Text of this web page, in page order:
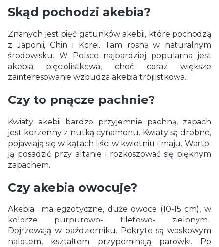
Skąd pochodzi akebia?
Znanych jest pięć gatunków akebii, które pochodzą
z Japonii, Chin i Korei. Tam rosną w naturalnym
środowisku. W Polsce najbardziej popularna jest
akebia pięciolistkowa, choć coraz większe
zainteresowanie wzbudza akebia trójlistkowa.
Czy to pnącze pachnie?
Kwiaty akebii bardzo przyjemnie pachną, zapach
jest korzenny z nutką cynamonu. Kwiaty są drobne,
pojawiają się w kątach liści w kwietniu i maju. Warto
ją posadzić przy altanie i rozkoszować się pięknym
zapachem.
Czy akebia owocuje?
Akebia ma egzotyczne, duże owoce (10-15 cm), w
kolorze purpurowo- filetowo- zielonym.
Dojrzewają w październiku. Pokryte są woskowym
nalotem, kształtem przypominają parówki. Po